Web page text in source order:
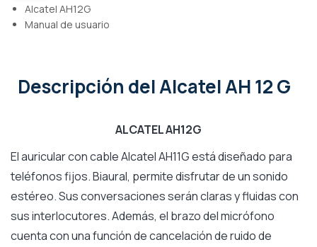
Alcatel AH12G
Manual de usuario
Descripción del Alcatel AH 12 G
ALCATEL AH12G
El auricular con cable Alcatel AH11G está diseñado para
teléfonos fijos. Biaural, permite disfrutar de un sonido
estéreo. Sus conversaciones serán claras y fluidas con
sus interlocutores. Además, el brazo del micrófono
cuenta con una función de cancelación de ruido de